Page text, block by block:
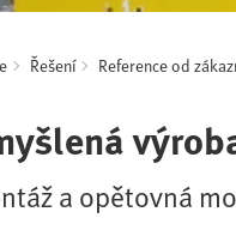
Řešení Reference od
a opětovná